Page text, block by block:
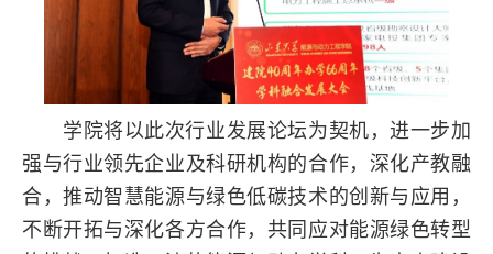
学院将以此次行业发展论坛为契机，进一步加
强与行业领先企业及科研机构的合作，深化产教融
合，推动智慧能源与绿色低碳技术的创新与应用，
不断开拓与深化各方合作，共同应对能源绿色转型